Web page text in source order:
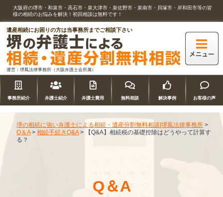
大阪府の堺市・和泉市・高石市・泉大津市・泉佐野市・泉南市・貝塚市・岸和田市等の皆
様の相続のお悩みを解決！初回相談は無料です！
遺産相続にお困りの方は当事務所までご相談下さい
運営：堺鳳法律事務所（大阪弁護士会所属）
事務所紹介 弁護士紹介 弁護士費用 無料相談 解決事例 お客様の声
堺の相続に強い弁護士による相続・遺産分割無料相談|堺鳳法律事務所 >
Q＆A>相続手続きQ&A>
【Q&A】相続税の基礎控除はどうやって計算す
る？
Q＆A